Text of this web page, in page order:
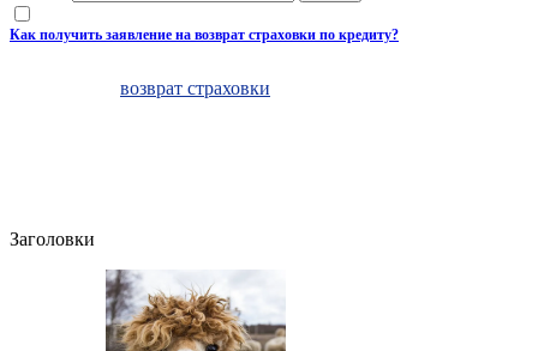
Как получить заявление на возврат страховки по кредиту?
возврат страховки
Заголовки